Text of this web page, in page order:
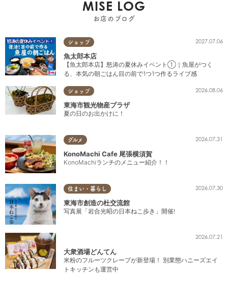
MISE LOG
お店のブログ
ショップ 2027.07.06
魚太郎本店
【魚太郎本店】怒涛の夏休みイベント①｜魚屋がつく
る、本気の朝ごはん目の前で1つ1つ作るライブ感
ショップ 2026.08.06
東海市観光物産プラザ
夏の日のお出かけに！
グルメ 2026.07.31
KonoMachi Cafe 尾張横須賀
KonoMachiランチのメニュー紹介！！
住まい・暮らし 2026.07.30
東海市創造の杜交流館
写真展「岩合光昭の日本ねこ歩き」開催!
2026.07.21
大衆酒場どんてん
米粉のフルーツクレープが新登場！ 別業態ハニーズエイ
トキッチンも運営中